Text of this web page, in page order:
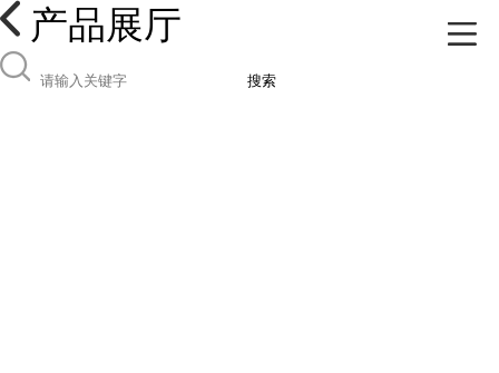
产品展厅
搜索